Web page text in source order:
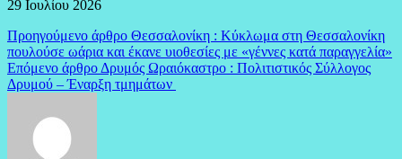
29 Ιουλίου 2026
Πλοήγηση
άρθρων
Προηγούμενο άρθρο Θεσσαλονίκη : Κύκλωμα στη Θεσσαλονίκη
πουλούσε ωάρια και έκανε υιοθεσίες με «γέννες κατά παραγγελία»
Επόμενο άρθρο Δρυμός Ωραιόκαστρο : Πολιτιστικός Σύλλογος
Δρυμού – Έναρξη τμημάτων